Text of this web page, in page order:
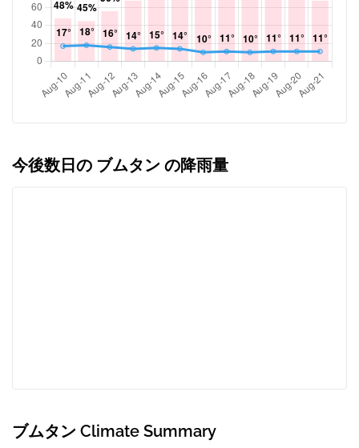
今後数日の ブムタン の降雨量
ブムタン Climate Summary